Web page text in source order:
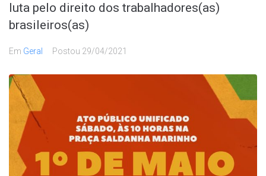
luta pelo direito dos trabalhadores(as)
brasileiros(as)
Em Geral Postou 29/04/2021